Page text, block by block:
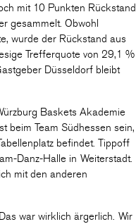
mit 10 Punkten Rückstand
gesammelt. Obwohl
wurde der Rückstand aus
Trefferquote von 29,1 %
Düsseldorf bleibt
Baskets Akademie
beim Team Südhessen sein,
befindet. Tippoff
Danz-Halle in Weiterstadt.
mit den anderen
war wirklich ärgerlich. Wir